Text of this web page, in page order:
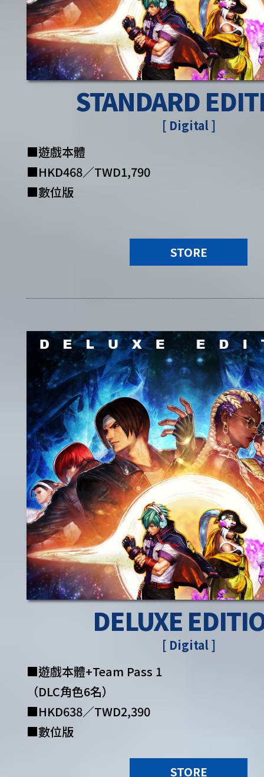
STANDARD
[ Digital ]
■遊戲本體
■HKD468／TWD1,790
■數位版
STORE
DELUXE
[ Digital ]
■遊戲本體+Team Pass 1
（DLC角色6名）
■HKD638／TWD2,390
■數位版
STORE